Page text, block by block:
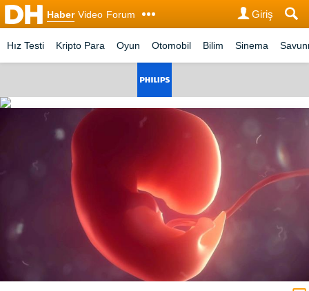
Haber Video Forum Giriş
Hız Testi Kripto Para Oyun Otomobil Bilim Sinema